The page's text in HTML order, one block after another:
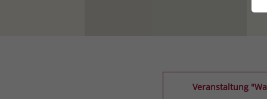
Veranstaltung